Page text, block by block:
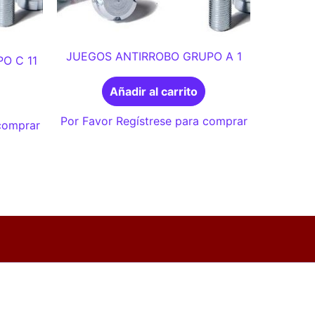
C 11 JUEGOS ANTIRROBO GRUPO A 1
Añadir al carrito
Por Favor Regístrese para comprar